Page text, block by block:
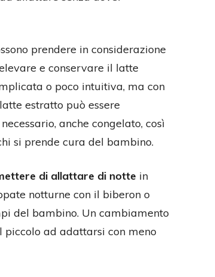
prendere in considerazione
e conservare il latte
o poco intuitiva, ma con
estratto può essere
necessario, anche congelato, così
si prende cura del bambino.
di allattare di notte in
notturne con il biberon o
del bambino. Un cambiamento
ad adattarsi con meno